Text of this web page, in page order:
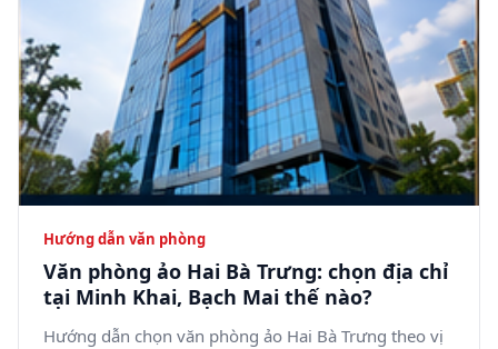
Hướng dẫn văn phòng
Văn phòng ảo Hai Bà Trưng: chọn địa chỉ
tại Minh Khai, Bạch Mai thế nào?
Hướng dẫn chọn văn phòng ảo Hai Bà Trưng theo vị